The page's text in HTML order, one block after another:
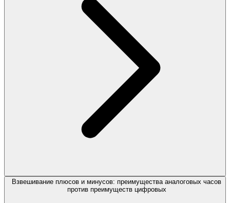
Взвешивание плюсов и минусов: преимущества аналоговых часов
против преимуществ цифровых